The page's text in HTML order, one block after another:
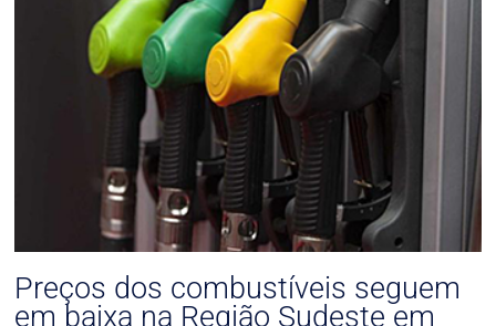
Preços dos combustíveis seguem
em baixa na Região Sudeste em